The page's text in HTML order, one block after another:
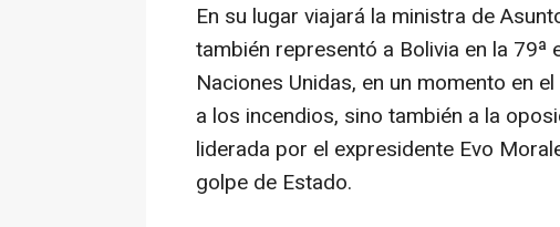
En su lugar viajará la ministra de
también representó a Bolivia en la 79ª
Naciones Unidas, en un momento en
a los incendios, sino también a la
liderada por el expresidente Evo
golpe de Estado.